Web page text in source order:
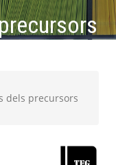
dels precursors